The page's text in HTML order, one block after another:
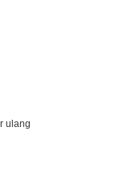
ulang